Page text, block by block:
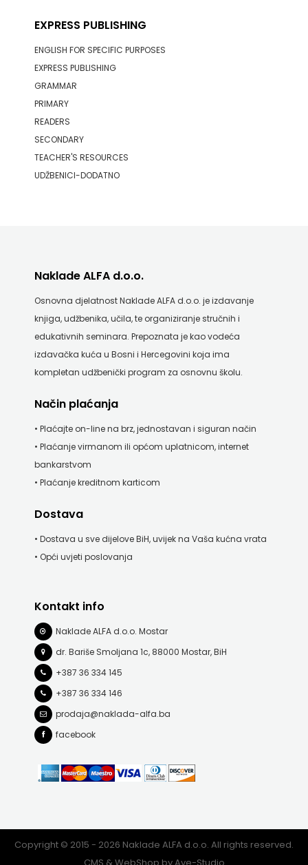
STEP
BY
STEP
STILUS
ŠARENI
media
grupa
d.o.o.
TERAPIJA,
ZAGREB
Twins
GLUTEN
HNŽ
V.B.Z.
VERBUM
VORTO
ZNANJE
EXPRESS PUBLISHING
ENGLISH FOR SPECIFIC PURPOSES
EXPRESS PUBLISHING
GRAMMAR
PRIMARY
READERS
SECONDARY
TEACHER'S RESOURCES
UDŽBENICI-DODATNO
Naklade ALFA d.o.o.
Osnovna djelatnost Naklade ALFA d.o.o. je izdavanje
knjiga, udžbenika, učila, te organiziranje stručnih i
edukativnih seminara. Prepoznata je kao vodeća
izdavačka kuća u Bosni i Hercegovini koja ima
kompletan udžbenički program za osnovnu školu.
Način plaćanja
• Plaćajte on-line na brz, jednostavan i siguran način
• Plaćanje virmanom ili općom uplatnicom, internet
bankarstvom
• Plaćanje kreditnom karticom
Dostava
• Dostava u sve dijelove BiH, uvijek na Vaša kućna vrata
• Opći uvjeti poslovanja
Kontakt info
Naklade ALFA d.o.o. Mostar
dr. Bariše Smoljana 1c, 88000 Mostar, BiH
+387 36 334 145
+387 36 334 146
prodaja@naklada-alfa.ba
facebook
Copyright © 2015 - 2026 Naklade ALFA d.o.o. All rights reserved.